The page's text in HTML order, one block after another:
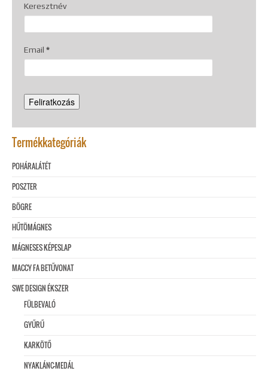
Keresztnév
Email *
Termékkategóriák
POHÁRALÁTÉT
POSZTER
BÖGRE
HŰTÖMÁGNES
MÁGNESES KÉPESLAP
MACCY FA BETŰVONAT
SWE DESIGN ÉKSZER
FÜLBEVALÓ
GYŰRŰ
KARKÖTŐ
NYAKLÁNC-MEDÁL